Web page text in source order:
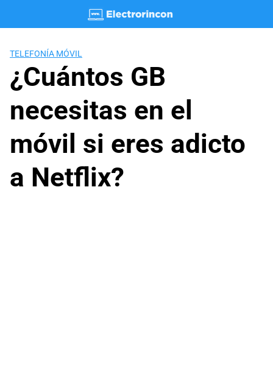
TELEFONÍA MÓVIL
¿Cuántos GB
necesitas en el
móvil si eres adicto
a Netflix?